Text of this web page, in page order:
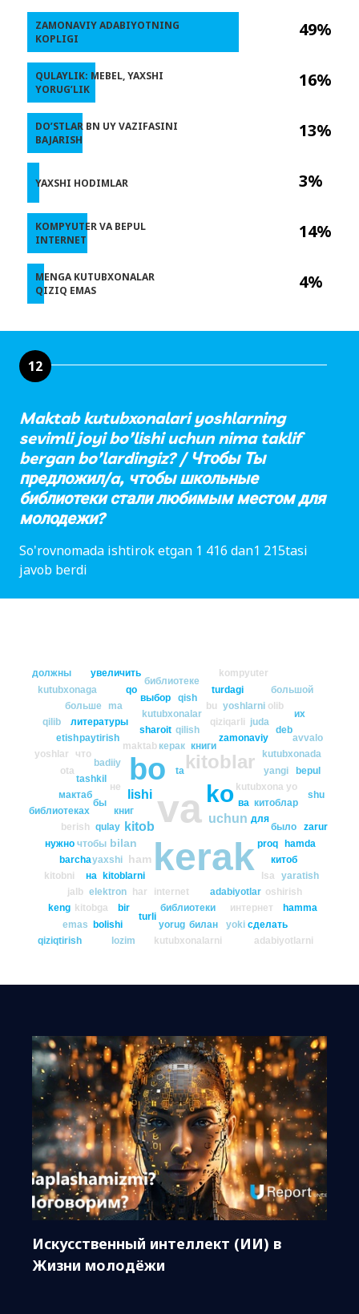
49%
16%
13%
3%
14%
4%
ZAMONAVIY ADABIYOTNING
KOPLIGI
QULAYLIK: MEBEL, YAXSHI
YORUG’LIK
DO’STLAR BN UY VAZIFASINI
BAJARISH
YAXSHI HODIMLAR
KOMPYUTER VA BEPUL
INTERNET
MENGA KUTUBXONALAR
QIZIQ EMAS
12
Maktab kutubxonalari yoshlarning
sevimli joyi bo’lishi uchun nima taklif
bergan bo’lardingiz? / Чтобы Ты
предложил/a, чтобы школьные
библиотеки стали любимым местом для
молодежи?
So'rovnomada ishtirok etgan 1 416 dan1 215tasi
javob berdi
va
kerak
bo
ko
kitoblar
uchun
kitob
lishi
ham
bilan
книг
kitoblarni
maktab керак книги
zamonaviy
kutubxona
yaxshi
qulay
ва
не
badiiy
adabiyotlar
для
internet
elektron
paytirish
sharoit
har
qilish
бы
proq
lsa
чтобы
tashkil
литературы qiziqarli
yangi
китоблар
на
интернет
juda
библиотеки
bir
kitobga
kutubxonalar
ta
китоб
oshirish
больше
было
barcha
berish
yoshlarni
deb
turli
что kutubxonada
мактаб
сделать
jalb
ma
билан
bolishi
olib
yoki
yorug
выбор
bu
emas
etish
hamda
ota
yaratish
библиотеках
hamma
kitobni
kutubxonaga
qish
turdagi
yo
большой
их
нужно
adabiyotlarni
avvalo
bepul
keng
kutubxonalarni
lozim
qiziqtirish
qo
yoshlar
библиотеке
должны увеличить kompyuter
qilib
shu
zarur
Искусственный интеллект (ИИ) в
Жизни молодёжи